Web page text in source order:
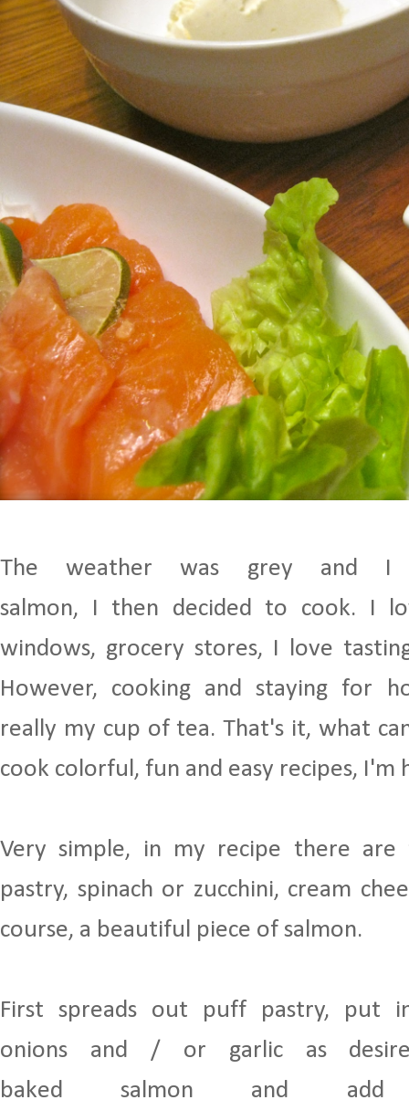
The weather was grey and I
salmon, I then decided to cook.
I
windows, grocery stores, I love
However, cooking and staying for
really my cup of tea. That's it, what
cook colorful, fun and easy recipes, I'm
Very simple, in my recipe there are
pastry, spinach or zucchini, cream
course, a beautiful piece ofsalmon.
First spreads out puff pastry,
put
onions
and / or garlic
as
baked
salmon
and add